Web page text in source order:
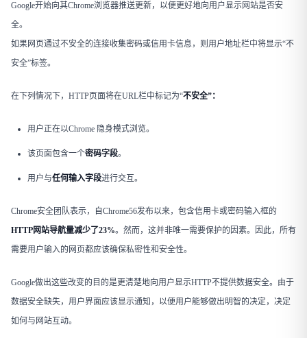
Google开始向其Chrome浏览器推送更新，以便更好地向用户显示网站是否安
全。
如果网页通过不安全的连接收集密码或信用卡信息，则用户地址栏中将显示“不
安全”标签。
在下列情况下，HTTP页面将在URL栏中标记为“不安全”：
用户正在以Chrome 隐身模式浏览。
该页面包含一个密码字段。
用户与任何输入字段进行交互。
Chrome安全团队表示，自Chrome56发布以来，包含信用卡或密码输入框的
HTTP网站导航量减少了23%。然而，这并非唯一需要保护的因素。因此，所有
需要用户输入的网页都应该确保私密性和安全性。
Google做出这些改变的目的是更清楚地向用户显示HTTP不提供数据安全。由于
数据安全缺失，用户界面应该显示通知，以便用户能够做出明智的决定，决定
如何与网站互动。